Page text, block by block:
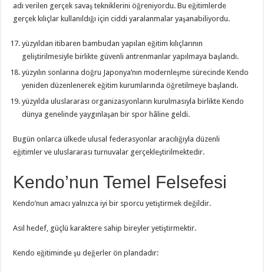
adı verilen gerçek savaş tekniklerini öğreniyordu. Bu eğitimlerde
gerçek kılıçlar kullanıldığı için ciddi yaralanmalar yaşanabiliyordu.
yüzyıldan itibaren bambudan yapılan eğitim kılıçlarının
geliştirilmesiyle birlikte güvenli antrenmanlar yapılmaya başlandı.
yüzyılın sonlarına doğru Japonya’nın modernleşme sürecinde Kendo
yeniden düzenlenerek eğitim kurumlarında öğretilmeye başlandı.
yüzyılda uluslararası organizasyonların kurulmasıyla birlikte Kendo
dünya genelinde yaygınlaşan bir spor hâline geldi.
Bugün onlarca ülkede ulusal federasyonlar aracılığıyla düzenli
eğitimler ve uluslararası turnuvalar gerçekleştirilmektedir.
Kendo’nun Temel Felsefesi
Kendo’nun amacı yalnızca iyi bir sporcu yetiştirmek değildir.
Asıl hedef, güçlü karaktere sahip bireyler yetiştirmektir.
Kendo eğitiminde şu değerler ön plandadır: